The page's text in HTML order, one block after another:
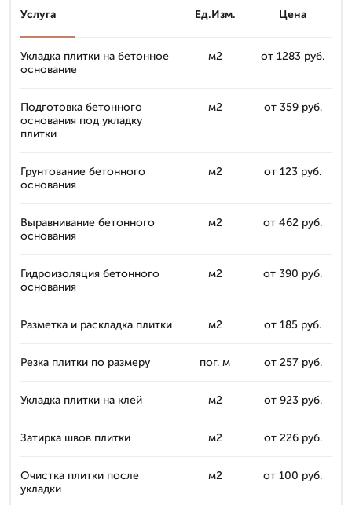
Услуга Ед.Изм. Цена
Укладка плитки на бетонное
основание
м2 от 1283 руб.
Подготовка бетонного
основания под укладку
плитки
м2 от 359 руб.
Грунтование бетонного
основания
м2 от 123 руб.
Выравнивание бетонного
основания
м2 от 462 руб.
Гидроизоляция бетонного
основания
м2 от 390 руб.
Разметка и раскладка плитки м2 от 185 руб.
Резка плитки по размеру пог. м от 257 руб.
Укладка плитки на клей м2 от 923 руб.
Затирка швов плитки м2 от 226 руб.
Очистка плитки после
укладки
м2 от 100 руб.